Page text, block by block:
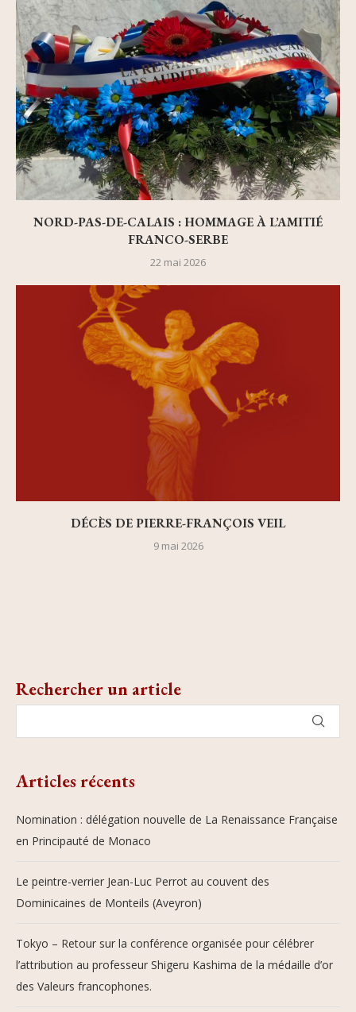
NORD-PAS-DE-CALAIS : HOMMAGE À L’AMITIÉ
FRANCO-SERBE
22 mai 2026
DÉCÈS DE PIERRE-FRANÇOIS VEIL
9 mai 2026
Rechercher un article
Articles récents
Nomination : délégation nouvelle de La Renaissance Française
en Principauté de Monaco
Le peintre-verrier Jean-Luc Perrot au couvent des
Dominicaines de Monteils (Aveyron)
Tokyo – Retour sur la conférence organisée pour célébrer
l’attribution au professeur Shigeru Kashima de la médaille d’or
des Valeurs francophones.